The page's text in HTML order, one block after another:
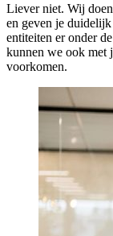
Liever niet. Wij
en geven je
entiteiten er onder
kunnen we ook met
voorkomen.